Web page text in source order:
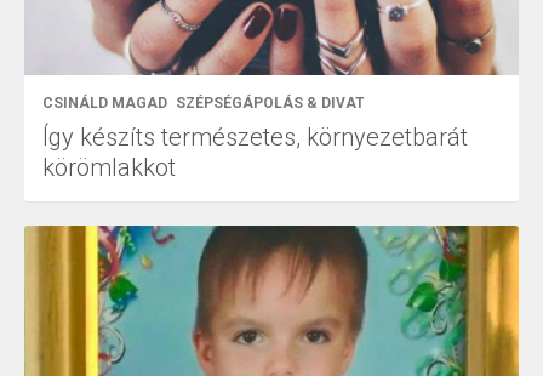
CSINÁLD MAGAD SZÉPSÉGÁPOLÁS & DIVAT
Így készíts természetes, környezetbarát
körömlakkot